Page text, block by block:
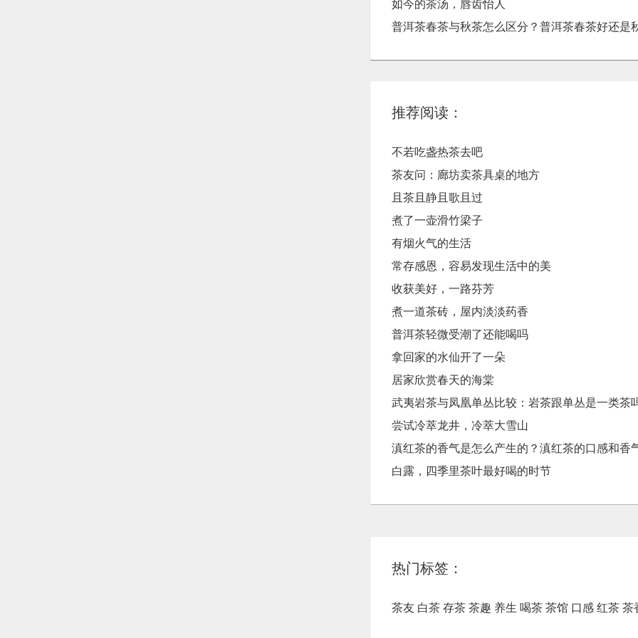
如今的茶汤，唇齿怡人
普洱茶春茶与秋茶怎么区分？普洱茶春茶好还是
推荐阅读：
不若吃盏热茶去吧
茶友问：廊坊卖茶具桌的地方
且茶且静且歌且过
煮了一壶滑竹梁子
有烟火气的生活
常存感恩，容易发现生活中的美
收获美好，一路芬芳
煮一道茶砖，屋内淡淡药香
普洱茶轻微受潮了还能喝吗
拿回家的水仙开了一朵
居家欣赏春天的海棠
武夷岩茶与凤凰单丛比较：岩茶跟单丛是一类茶
尝试冷萃龙井，冷萃大雪山
滇红茶的香气是怎么产生的？滇红茶的口感和香
白露，四季里茶叶最好喝的时节
热门标签：
茶友 白茶 存茶 茶趣 养生 喝茶 茶馆 口感 红茶 茶